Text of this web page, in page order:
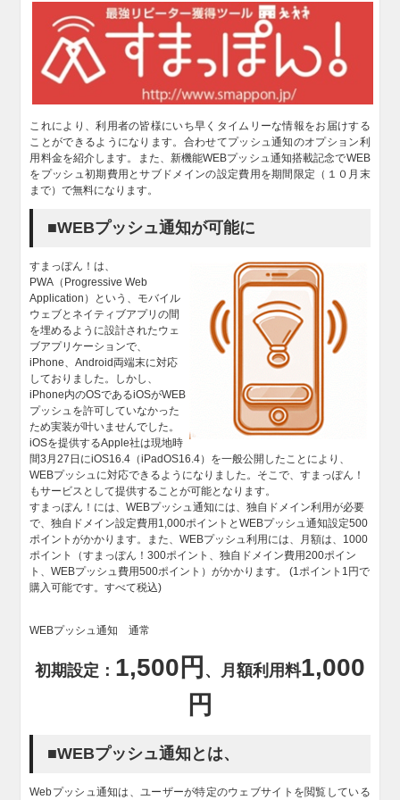
これにより、利用者の皆様にいち早くタイムリーな情報をお届けする
ことができるようになります。合わせてプッシュ通知のオプション利
用料金を紹介します。また、新機能WEBプッシュ通知搭載記念でWEB
をプッシュ初期費用とサブドメインの設定費用を期間限定（１０月末
まで）で無料になります。
■WEBプッシュ通知が可能に
すまっぽん！は、
PWA（Progressive Web
Application）という、モバイル
ウェブとネイティブアプリの間
を埋めるように設計されたウェ
ブアプリケーションで、
iPhone、Android両端末に対応
しておりました。しかし、
iPhone内のOSであるiOSがWEB
プッシュを許可していなかった
ため実装が叶いませんでした。
iOSを提供するApple社は現地時
間3月27日にiOS16.4（iPadOS16.4）を一般公開したことにより、
WEBプッシュに対応できるようになりました。そこで、すまっぽん！
もサービスとして提供することが可能となります。
すまっぽん！には、WEBプッシュ通知には、独自ドメイン利用が必要
で、独自ドメイン設定費用1,000ポイントとWEBプッシュ通知設定500
ポイントがかかります。また、WEBプッシュ利用には、月額は、1000
ポイント（すまっぽん！300ポイント、独自ドメイン費用200ポイン
ト、WEBプッシュ費用500ポイント）がかかります。 (1ポイント1円で
購入可能です。すべて税込)
WEBプッシュ通知 通常
初期設定： 1,500円 、月額利用料1,000
円
■WEBプッシュ通知とは、
Webプッシュ通知は、ユーザーが特定のウェブサイトを閲覧している